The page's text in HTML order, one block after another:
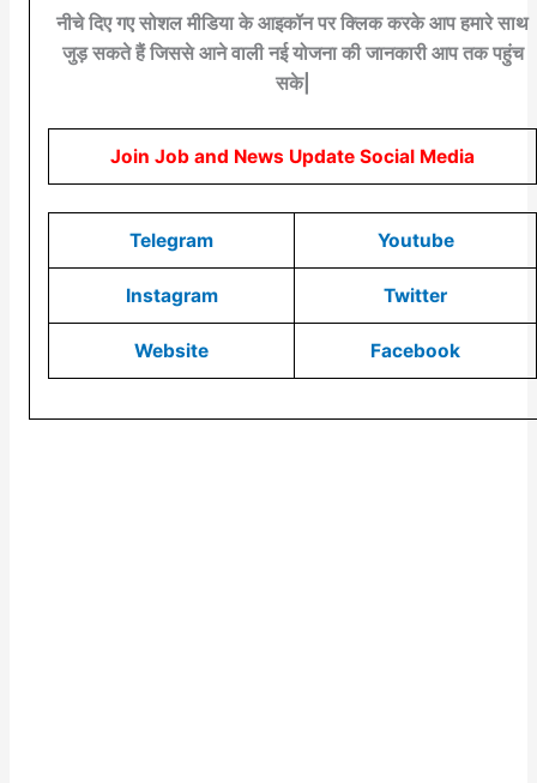
नीचे दिए गए सोशल मीडिया के आइकॉन पर क्लिक करके आप हमारे साथ
जुड़ सकते हैं जिससे आने वाली नई योजना की जानकारी आप तक पहुंच
सके|
Join Job and News Update Social Media
Telegram Youtube
Instagram Twitter
Website Facebook